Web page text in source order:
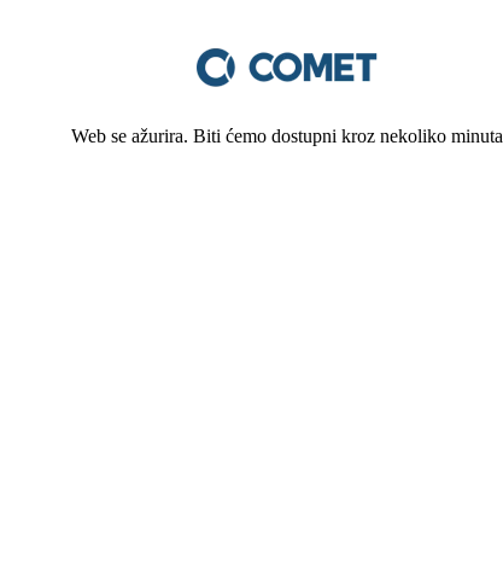
Web se ažurira. Biti ćemo dostupni kroz nekoliko minuta